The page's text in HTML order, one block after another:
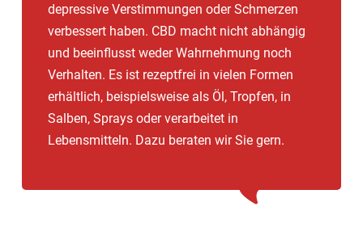
depressive Verstimmungen oder Schmerzen
verbessert haben. CBD macht nicht abhängig
und beeinflusst weder Wahrnehmung noch
Verhalten. Es ist rezeptfrei in vielen Formen
erhältlich, beispielsweise als Öl, Tropfen, in
Salben, Sprays oder verarbeitet in
Lebensmitteln. Dazu beraten wir Sie gern.